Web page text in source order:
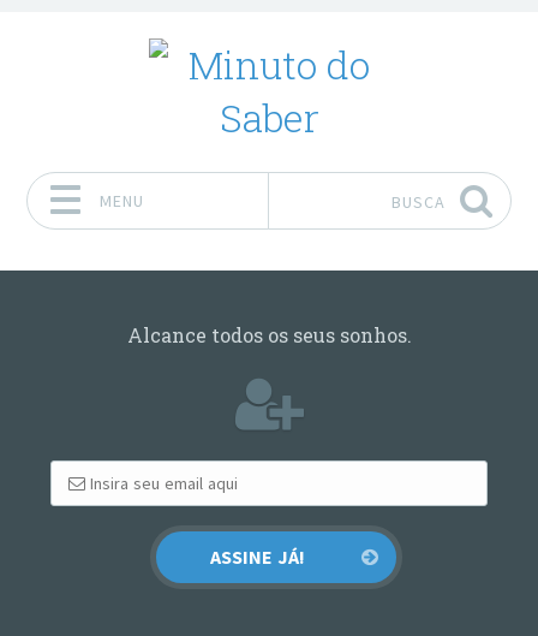
MENU BUSCA
Alcance todos os seus sonhos.